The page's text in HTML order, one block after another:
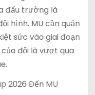
đấu trường là
hình. MU cần quản
sức vào giai đoạn
đội là vượt qua
2026 Đến MU